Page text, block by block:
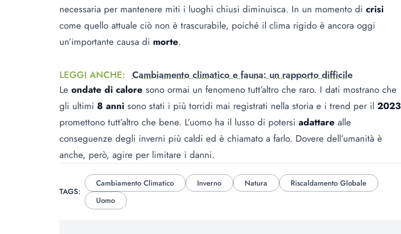
necessaria per mantenere miti i luoghi chiusi diminuisca. In un momento di crisi
come quello attuale ciò non è trascurabile, poiché il clima rigido è ancora oggi
un’importante causa di morte.
LEGGI ANCHE: Cambiamento climatico e fauna: un rapporto difficile
Le ondate di calore sono ormai un fenomeno tutt’altro che raro. I dati mostrano che
gli ultimi 8 anni sono stati i più torridi mai registrati nella storia e i trend per il 2023
promettono tutt’altro che bene. L’uomo ha il lusso di potersi adattare alle
conseguenze degli inverni più caldi ed è chiamato a farlo. Dovere dell’umanità è
anche, però, agire per limitare i danni.
TAGS:
Cambiamento Climatico Inverno Natura
Riscaldamento Globale
Uomo